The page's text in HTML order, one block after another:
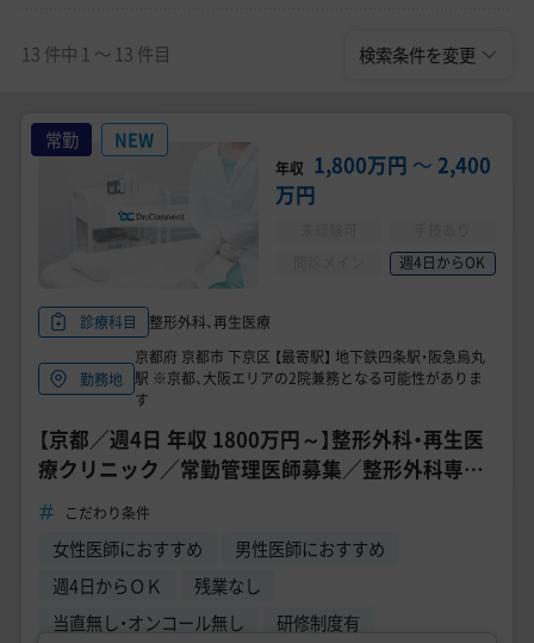
常勤求人一覧
美容医療医師の転職お役立ちコンテンツ
美容クリニック見学・研修情報
美容外科・美容皮膚科の医師転職体験談
美容クリニックインタビュー
美容医療の転職お役立ち記事
美容医療辞典
よくあるご質問
医師採用ご担当者様・その他問い合わせ
13 件中 1 〜 13 件目 検索条件を変更
常勤 NEW
年収 1,800万円 〜 2,400
万円
週4日からOK
診療科目 整形外科、再生医療
勤務地
京都府 京都市 下京区 【最寄駅】 地下鉄四条駅・阪急烏丸
駅 ※京都、大阪エリアの2院兼務となる可能性がありま
す
【京都／週4日 年収 1800万円～】整形外科・再生医
療クリニック／常勤管理医師募集／整形外科専門
医募集／週4日勤務～OK
こだわり条件
女性医師におすすめ
男性医師におすすめ
週4日からＯＫ
残業なし
当直無し・オンコール無し
研修制度有